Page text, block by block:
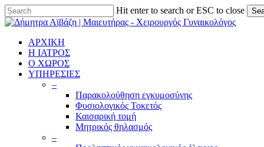
Skip
to
content
Hit enter to search or ESC to close
Close
ΑΡΧΙΚΗ
Η ΙΑΤΡΟΣ
Ο ΧΩΡΟΣ
ΥΠΗΡΕΣΙΕΣ
–
Παρακολούθηση εγκυμοσύνης
Φυσιολογικός Τοκετός
Καισαρική τομή
Μητρικός θηλασμός
–